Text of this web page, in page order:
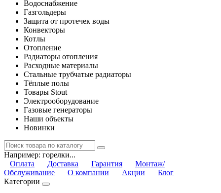
Водоснабжение
Газгольдеры
Защита от протечек воды
Конвекторы
Котлы
Отопление
Радиаторы отопления
Расходные материалы
Стальные трубчатые радиаторы
Тёплые полы
Товары Stout
Электрооборудование
Газовые генераторы
Наши объекты
Новинки
Например: горелки...
Оплата
Доставка Гарантия
Монтаж/
Обслуживание
О компании Акции
Блог
Категории